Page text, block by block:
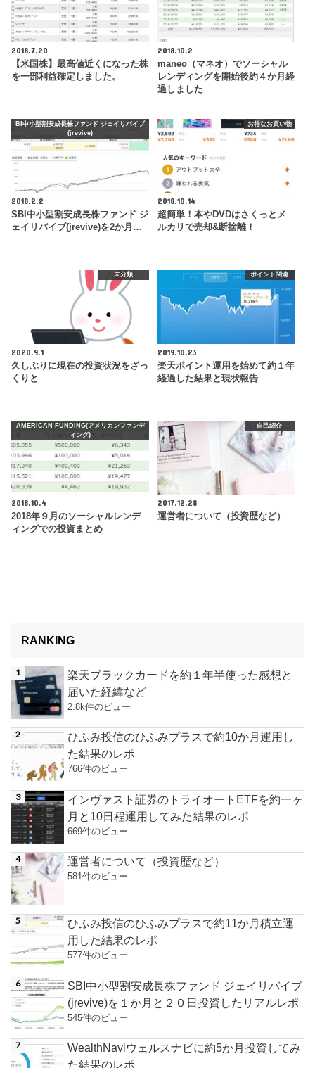
2018.7.20
【米国株】最高値近くになった株
を一部利益確定しました。
2018.10.2
maneo（マネオ）でソーシャル
レンディングを開始後約４か月経
過しました
BI中小型割安成長株ファンド ジェイリバイブ
(jrevive)
2018.2.2
SBI中小型割安成長株ファンド ジ
ェイリバイブ(jrevive)を2か月…
お得なお買い物
2018.10.14
超簡単！本やDVDはさくっとメ
ルカリで売却&断捨離！
未分類
2020.9.1
久しぶりに現在の投資状況をざっ
くりと
ポイント関連
2019.10.23
楽天ポイント運用を始めて約１年
経過した結果と現状報告
AMERICAN FUNDING(アメリカンファンデ
ィング)
2018.10.4
2018年９月のソーシャルレンデ
ィングでの投資まとめ
自己紹介
2017.12.28
運営者について（投資歴など）
RANKING
楽天ブラックカードを約１年半使った感想と
届いた経緯など
2.8k件のビュー
ひふみ投信のひふみプラスで約10か月運用し
た結果のレポ
766件のビュー
インヴァスト証券のトライオートETFを約一ヶ
月と10日程運用してみた結果のレポ
669件のビュー
運営者について（投資歴など）
581件のビュー
ひふみ投信のひふみプラスで約11か月積立運
用した結果のレポ
577件のビュー
SBI中小型割安成長株ファンド ジェイリバイブ
(jrevive)を１か月と２０日投資したリアルレポ
545件のビュー
WealthNaviウェルスナビに約5か月投資してみ
た結果のレポ